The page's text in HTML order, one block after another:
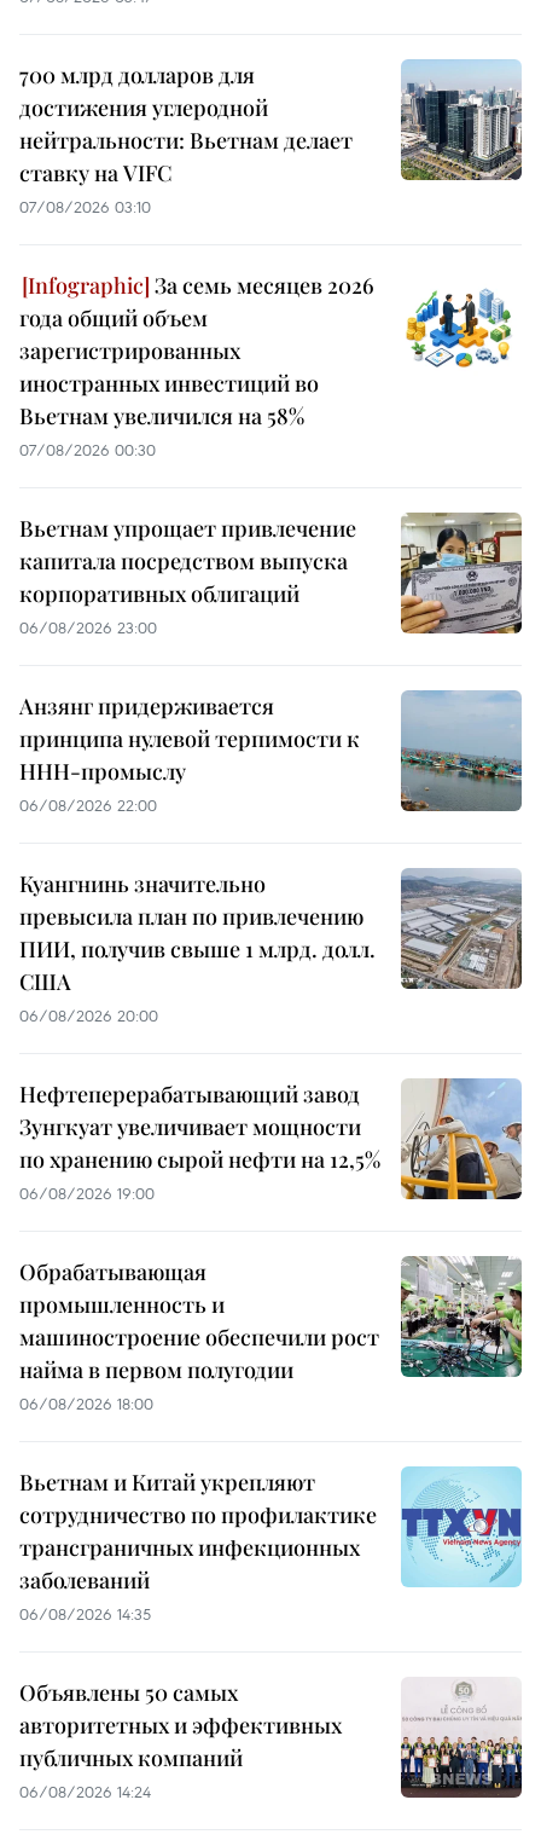
700 млрд долларов для
достижения углеродной
нейтральности: Вьетнам делает
ставку на VIFC
07/08/2026 03:10
За семь месяцев 2026
года общий объем
зарегистрированных
иностранных инвестиций во
Вьетнам увеличился на 58%
07/08/2026 00:30
Вьетнам упрощает привлечение
капитала посредством выпуска
корпоративных облигаций
06/08/2026 23:00
Анзянг придерживается
принципа нулевой терпимости к
ННН-промыслу
06/08/2026 22:00
Куангнинь значительно
превысила план по привлечению
ПИИ, получив свыше 1 млрд. долл.
США
06/08/2026 20:00
Нефтеперерабатывающий завод
Зунгкуат увеличивает мощности
по хранению сырой нефти на 12,5%
06/08/2026 19:00
Обрабатывающая
промышленность и
машиностроение обеспечили рост
найма в первом полугодии
06/08/2026 18:00
Вьетнам и Китай укрепляют
сотрудничество по профилактике
трансграничных инфекционных
заболеваний
06/08/2026 14:35
Объявлены 50 самых
авторитетных и эффективных
публичных компаний
06/08/2026 14:24